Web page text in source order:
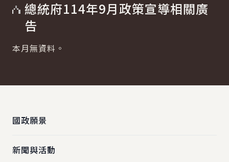
總統府114年9月政策宣導相關廣
告
本月無資料。
國政願景
新聞與活動